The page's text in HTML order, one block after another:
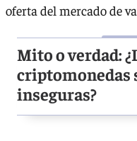
oferta del mercado de
Mito o verdad:
criptomonedas
inseguras?